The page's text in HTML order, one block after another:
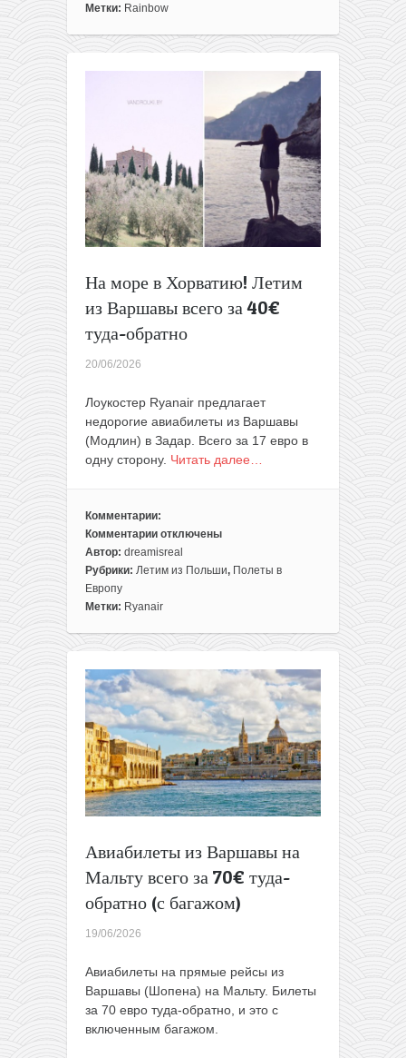
из
багажом!)
Метки: Rainbow
На море в Хорватию! Летим
из Варшавы всего за 40€
туда-обратно
20/06/2026
Лоукостер Ryanair предлагает
недорогие авиабилеты из Варшавы
(Модлин) в Задар. Всего за 17 евро в
одну сторону. Читать далее…
Комментарии:
Комментарии
к
записи
На
море
Хорватию!
из
Варшавы
всего
за
40€
туда-
обратно
отключены
Автор: dreamisreal
Рубрики: Летим из Польши, Полеты в
Европу
Метки: Ryanair
Авиабилеты из Варшавы на
Мальту всего за 70€ туда-
обратно (с багажом)
19/06/2026
Авиабилеты на прямые рейсы из
Варшавы (Шопена) на Мальту. Билеты
за 70 евро туда-обратно, и это с
включенным багажом.